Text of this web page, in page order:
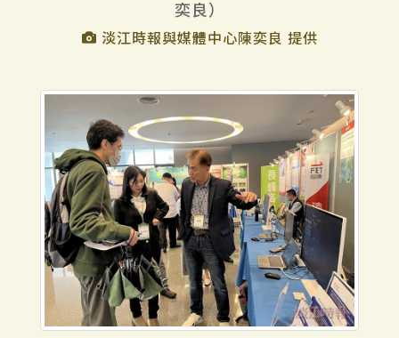
奕良）
淡江時報與媒體中心陳奕良 提供